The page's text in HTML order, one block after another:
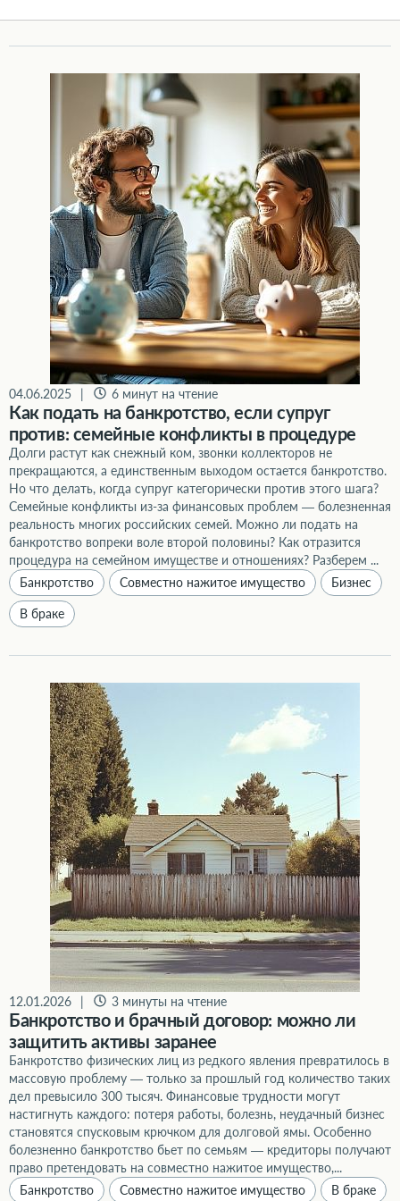
04.06.2025 | 6 минут на чтение
Как подать на банкротство, если супруг
против: семейные конфликты в процедуре
Долги растут как снежный ком, звонки коллекторов не
прекращаются, а единственным выходом остается банкротство.
Но что делать, когда супруг категорически против этого шага?
Семейные конфликты из-за финансовых проблем — болезненная
реальность многих российских семей. Можно ли подать на
банкротство вопреки воле второй половины? Как отразится
процедура на семейном имуществе и отношениях? Разберем ...
Банкротство
Совместно нажитое имущество Бизнес
В браке
12.01.2026 | 3 минуты на чтение
Банкротство и брачный договор: можно ли
защитить активы заранее
Банкротство физических лиц из редкого явления превратилось в
массовую проблему — только за прошлый год количество таких
дел превысило 300 тысяч. Финансовые трудности могут
настигнуть каждого: потеря работы, болезнь, неудачный бизнес
становятся спусковым крючком для долговой ямы. Особенно
болезненно банкротство бьет по семьям — кредиторы получают
право претендовать на совместно нажитое имущество,...
Банкротство
Совместно нажитое имущество В браке